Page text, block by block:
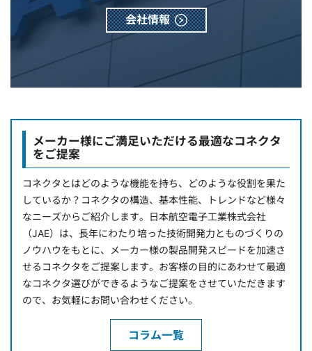
会社情報
メーカー様にご満足いただける最適なコネクタ
をご提案
コネクタとはどのような機能を持ち、どのような役割を果た
しているか？コネクタの構造、基本性能、トレンドなど様々
なニーズからご紹介します。日本航空電子工業株式会社
（JAE）は、長年にわたり培った技術開発力とものづくりの
ノウハウをもとに、メーカー様の製品開発スピードを加速さ
せるコネクタをご提案します。お客様の目的にあわせて最適
なコネクタ選びができるようなご提案をさせていただきます
ので、お気軽にお問い合わせください。
コラム一覧